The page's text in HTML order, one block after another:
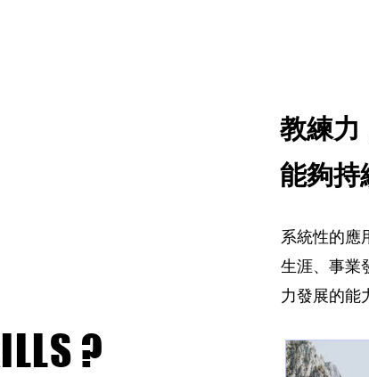
?
?
教練
能夠
系統性的應
生涯、事業
力發展的能